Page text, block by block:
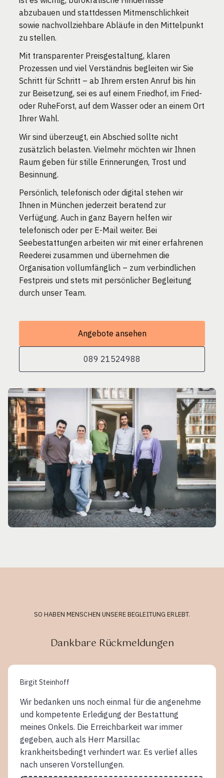
abzubauen und stattdessen Mitmenschlichkeit
sowie nachvollziehbare Abläufe in den Mittelpunkt
zu stellen.
Mit transparenter Preisgestaltung, klaren
Prozessen und viel Verständnis begleiten wir Sie
Schritt für Schritt – ab Ihrem ersten Anruf bis hin
zur Beisetzung, sei es auf einem Friedhof, im Fried-
oder RuheForst, auf dem Wasser oder an einem Ort
Ihrer Wahl.
Wir sind überzeugt, ein Abschied sollte nicht
zusätzlich belasten. Vielmehr möchten wir Ihnen
Raum geben für stille Erinnerungen, Trost und
Besinnung.
Persönlich, telefonisch oder digital stehen wir
Ihnen in München jederzeit beratend zur
Verfügung. Auch in ganz Bayern helfen wir
telefonisch oder per E-Mail weiter. Bei
Seebestattungen arbeiten wir mit einer erfahrenen
Reederei zusammen und übernehmen die
Organisation vollumfänglich – zum verbindlichen
Festpreis und stets mit persönlicher Begleitung
durch unser Team.
Angebote ansehen
089 21524988
SO HABEN MENSCHEN UNSERE BEGLEITUNG ERLEBT.
Dankbare Rückmeldungen
Birgit Steinhoff
Wir bedanken uns noch einmal für die angenehme
und kompetente Erledigung der Bestattung
meines Onkels. Die Erreichbarkeit war immer
gegeben, auch als Herr Marsillac
krankheitsbedingt verhindert war. Es verlief alles
nach unseren Vorstellungen.